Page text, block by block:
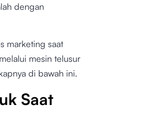
dengan
marketing saat
mesin telusur
di bawah ini.
Saat